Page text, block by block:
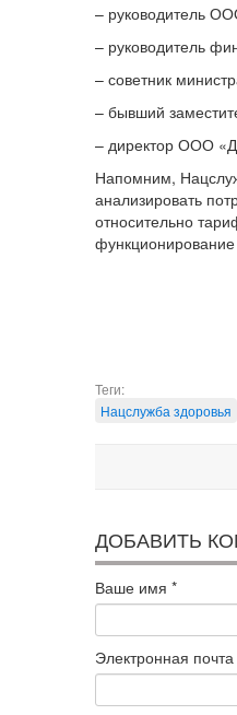
– руководитель
– руководитель
– советник
– бывший
– директор ООО
Напомним,
анализировать
относительно
Теги:
Нацслужба здоровья
ДОБАВИТЬ
Ваше имя *
Электронная почта